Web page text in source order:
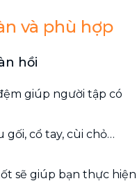
và phù hợp
hồi
giúp người tập có
cổ tay, cùi chỏ…
sẽ giúp bạn thực hiện